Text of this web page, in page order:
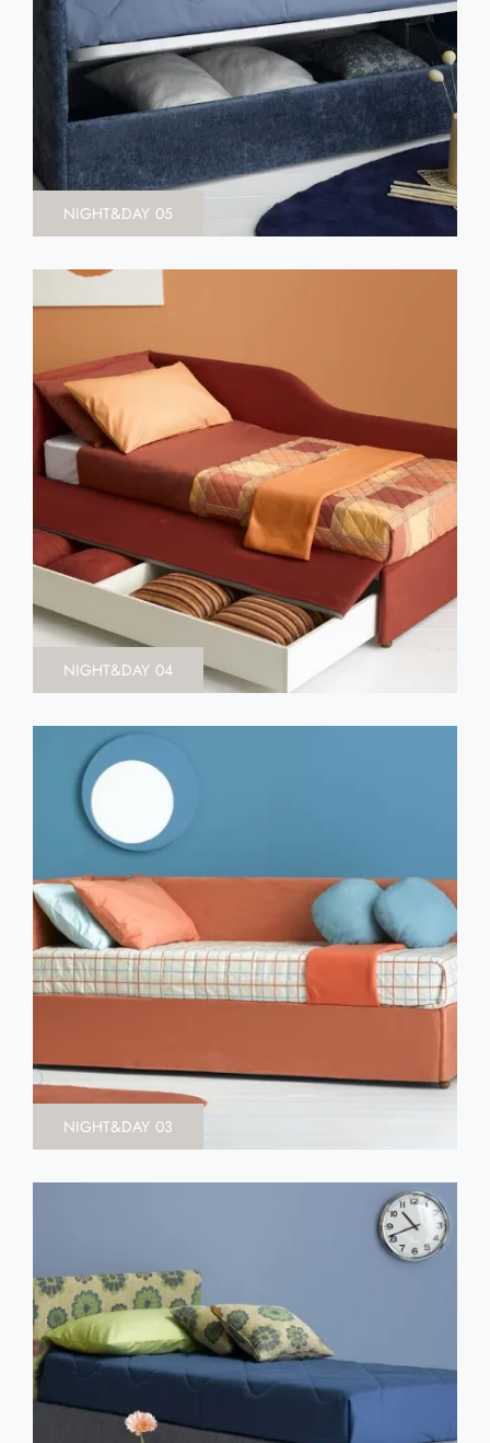
NIGHT&DAY 05
NIGHT&DAY 04
NIGHT&DAY 03